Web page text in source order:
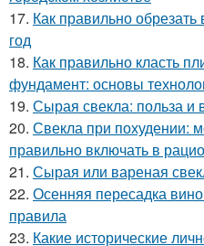
17. Как правильно
год
18. Как правильно класть
фундамент: основы
19. Сырая свекла: польза и
20. Свекла при похудении:
правильно включать в
21. Сырая или вареная
22. Осенняя пересадка
правила
23. Какие исторические